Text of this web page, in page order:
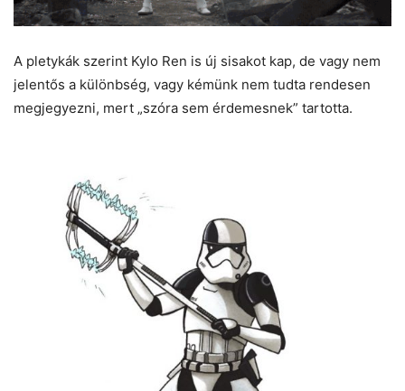
A pletykák szerint Kylo Ren is új sisakot kap, de vagy nem
jelentős a különbség, vagy kémünk nem tudta rendesen
megjegyezni, mert „szóra sem érdemesnek” tartotta.